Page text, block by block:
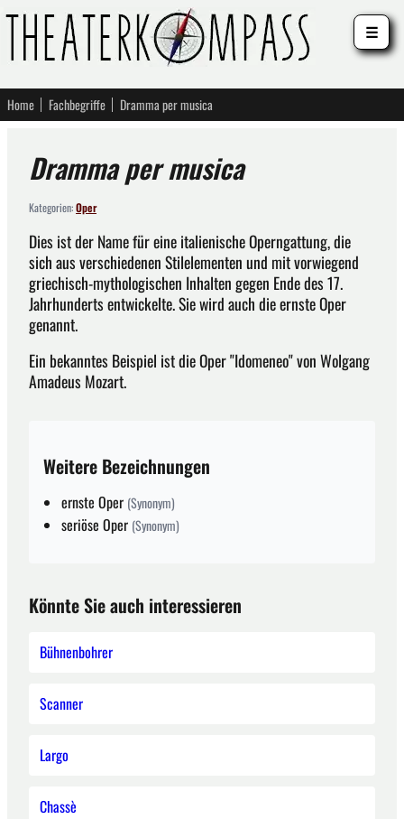
Home Fachbegriffe Dramma per musica
Dramma per musica
Kategorien:Oper
Dies ist der Name für eine italienische Operngattung, die
sich aus verschiedenen Stilelementen und mit vorwiegend
griechisch-mythologischen Inhalten gegen Ende des 17.
Jahrhunderts entwickelte. Sie wird auch die ernste Oper
genannt.
Ein bekanntes Beispiel ist die Oper "Idomeneo" von Wolgang
Amadeus Mozart.
Weitere Bezeichnungen
ernste Oper (Synonym)
seriöse Oper (Synonym)
Könnte Sie auch interessieren
Bühnenbohrer
Scanner
Largo
Chassè
☰